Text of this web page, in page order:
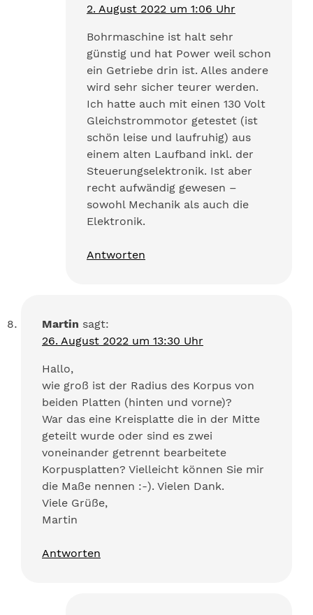
2. August 2022 um 1:06 Uhr
Bohrmaschine ist halt sehr
günstig und hat Power weil schon
ein Getriebe drin ist. Alles andere
wird sehr sicher teurer werden.
Ich hatte auch mit einen 130 Volt
Gleichstrommotor getestet (ist
schön leise und laufruhig) aus
einem alten Laufband inkl. der
Steuerungselektronik. Ist aber
recht aufwändig gewesen –
sowohl Mechanik als auch die
Elektronik.
Antworten
Martin sagt:
26. August 2022 um 13:30 Uhr
Hallo,
wie groß ist der Radius des Korpus von
beiden Platten (hinten und vorne)?
War das eine Kreisplatte die in der Mitte
geteilt wurde oder sind es zwei
voneinander getrennt bearbeitete
Korpusplatten? Vielleicht können Sie mir
die Maße nennen :-). Vielen Dank.
Viele Grüße,
Martin
Antworten